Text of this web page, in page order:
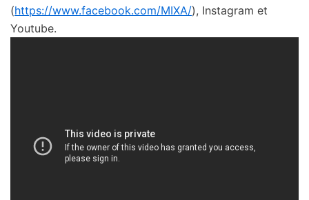
(https://www.facebook.com/MIXA/), Instagram et
Youtube.